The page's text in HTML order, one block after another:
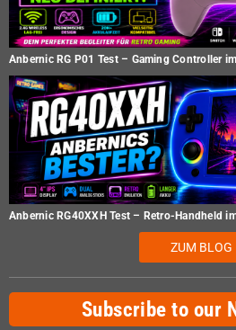
Anbernic RG P01 Test – Gaming Controller
Anbernic RG40XXH Test – Retro-Handheld
ZUM BLOG
Subscribe to our